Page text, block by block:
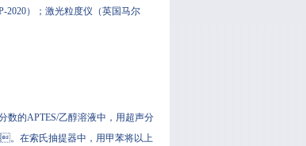
）；激光粒度仪（英国马尔
APTES/乙醇溶液中，用超声分
在索氏抽提器中，用甲苯将以上